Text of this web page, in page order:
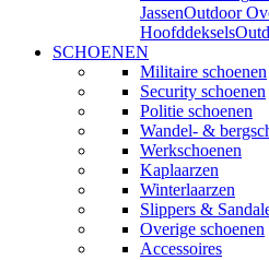
JassenOutdoor
Hoofddeksels
SCHOENEN
Militaire schoenen
Security schoenen
Politie schoenen
Wandel- &
Werkschoenen
Kaplaarzen
Winterlaarzen
Slippers &
Overige schoenen
Accessoires